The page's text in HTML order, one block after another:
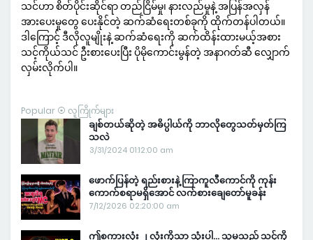
သင်ဟာ စိတ်ပိုင်းဆိုင်ရာ တည်ငြိမ်မှု၊ နားလည်မှုနဲ့ အပြန်အလှန်
အားပေးမှုတွေ ပေးနိုင်တဲ့ ဆက်ဆံရေးတစ်ခုကို ထိုက်တန်ပါတယ်။
ဒါကြောင့် ဒီလိုလူမျိုးနဲ့ ဆက်ဆံရေးကို ဆက်ထိန်းထားမယ့်အစား
သင့်ကိုယ်သင် ဦးစားပေးပြီး ပိုမိုကောင်းမွန်တဲ့ အနာဂတ်ဆီ လျှောက်
လှမ်းလိုက်ပါ။
Popular ⦿ လူကြိုက်များ
ချစ်တယ်ဆိုတဲ့ အဓိပ္ပါယ်ကို ဘာလိုတွေသတ်မှတ်ကြ
သလဲ
3/31/2024 01:12:00 am
ဖောက်ပြန်တဲ့ ရည်းစားနဲ့ ကြာကူလီကောင်ကို ကုန်း
ကောက်စရာမရှိအောင် လက်စားချေတော်မူခန်း
7/12/2026 02:20:00 am
ဤစကားလုံး ၂ လုံးကိုသာ သုံးပါ… သူမသည် သင့်ကို